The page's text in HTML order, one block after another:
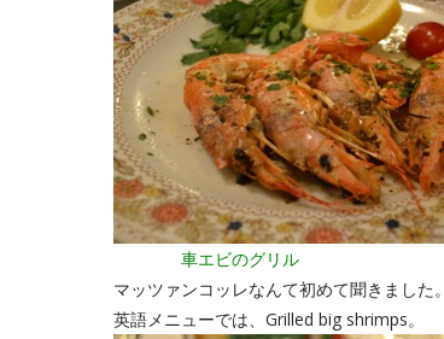
車エビのグリル
マッツァンコッレなんて初めて聞きました。
英語メニューでは、Grilled big shrimps。